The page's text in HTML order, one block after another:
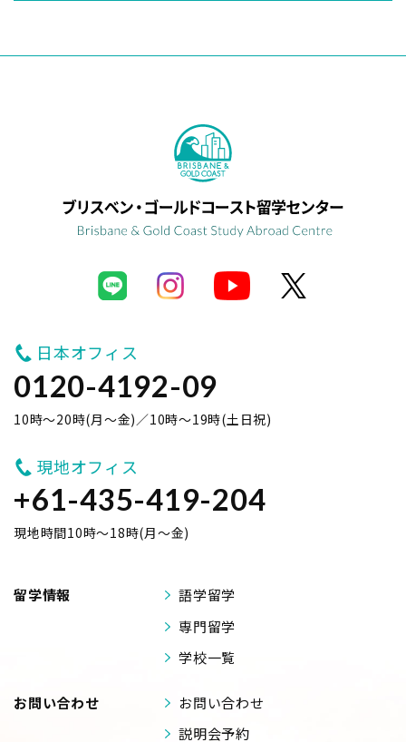
日本オフィス
0120-4192-09
10時～20時(月～金)／10時～19時(土日祝)
現地オフィス
+61-435-419-204
現地時間10時～18時(月～金)
留学情報
語学留学
専門留学
学校一覧
お問い合わせ
お問い合わせ
説明会予約